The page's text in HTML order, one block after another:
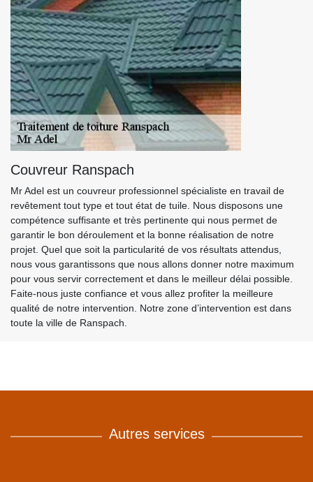
Couvreur Ranspach
Mr Adel est un couvreur professionnel spécialiste en travail de
revêtement tout type et tout état de tuile. Nous disposons une
compétence suffisante et très pertinente qui nous permet de
garantir le bon déroulement et la bonne réalisation de notre
projet. Quel que soit la particularité de vos résultats attendus,
nous vous garantissons que nous allons donner notre maximum
pour vous servir correctement et dans le meilleur délai possible.
Faite-nous juste confiance et vous allez profiter la meilleure
qualité de notre intervention. Notre zone d’intervention est dans
toute la ville de Ranspach.
Autres services